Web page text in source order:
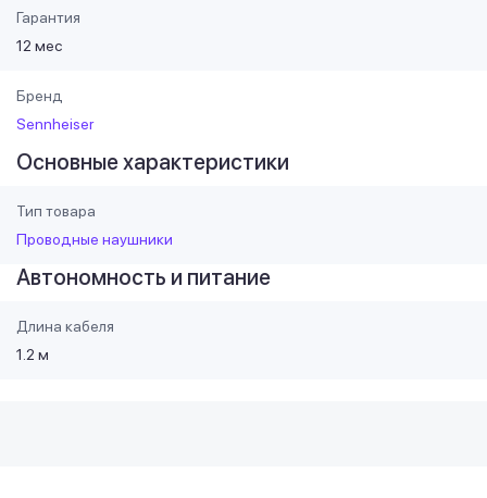
Гарантия
12 мес
Бренд
Sennheiser
Основные характеристики
Тип товара
Проводные наушники
Автономность и питание
Длина кабеля
1.2 м